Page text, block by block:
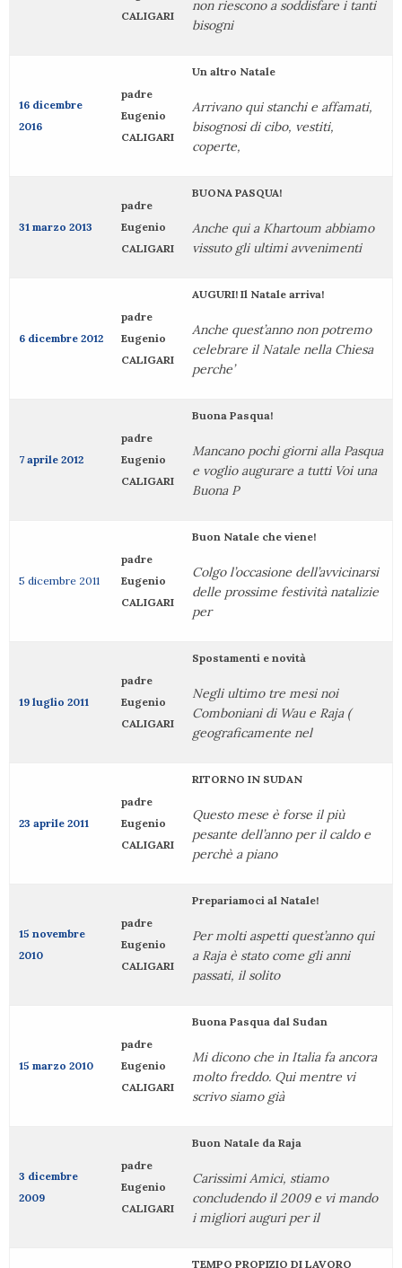
CALIGARI
non riescono a soddisfare i tanti
bisogni
16 dicembre
2016
padre
Eugenio
CALIGARI
Un altro Natale
Arrivano qui stanchi e affamati,
bisognosi di cibo, vestiti,
coperte,
31 marzo 2013
padre
Eugenio
CALIGARI
BUONA PASQUA!
Anche qui a Khartoum abbiamo
vissuto gli ultimi avvenimenti
6 dicembre 2012
padre
Eugenio
CALIGARI
AUGURI! Il Natale arriva!
Anche quest’anno non potremo
celebrare il Natale nella Chiesa
perche’
7 aprile 2012
padre
Eugenio
CALIGARI
Buona Pasqua!
Mancano pochi giorni alla Pasqua
e voglio augurare a tutti Voi una
Buona P
5 dicembre 2011
padre
Eugenio
CALIGARI
Buon Natale che viene!
Colgo l’occasione dell’avvicinarsi
delle prossime festività natalizie
per
19 luglio 2011
padre
Eugenio
CALIGARI
Spostamenti e novità
Negli ultimo tre mesi noi
Comboniani di Wau e Raja (
geograficamente nel
23 aprile 2011
padre
Eugenio
CALIGARI
RITORNO IN SUDAN
Questo mese è forse il più
pesante dell’anno per il caldo e
perchè a piano
15 novembre
2010
padre
Eugenio
CALIGARI
Prepariamoci al Natale!
Per molti aspetti quest’anno qui
a Raja è stato come gli anni
passati, il solito
15 marzo 2010
padre
Eugenio
CALIGARI
Buona Pasqua dal Sudan
Mi dicono che in Italia fa ancora
molto freddo. Qui mentre vi
scrivo siamo già
3 dicembre
2009
padre
Eugenio
CALIGARI
Buon Natale da Raja
Carissimi Amici, stiamo
concludendo il 2009 e vi mando
i migliori auguri per il
TEMPO PROPIZIO DI LAVORO